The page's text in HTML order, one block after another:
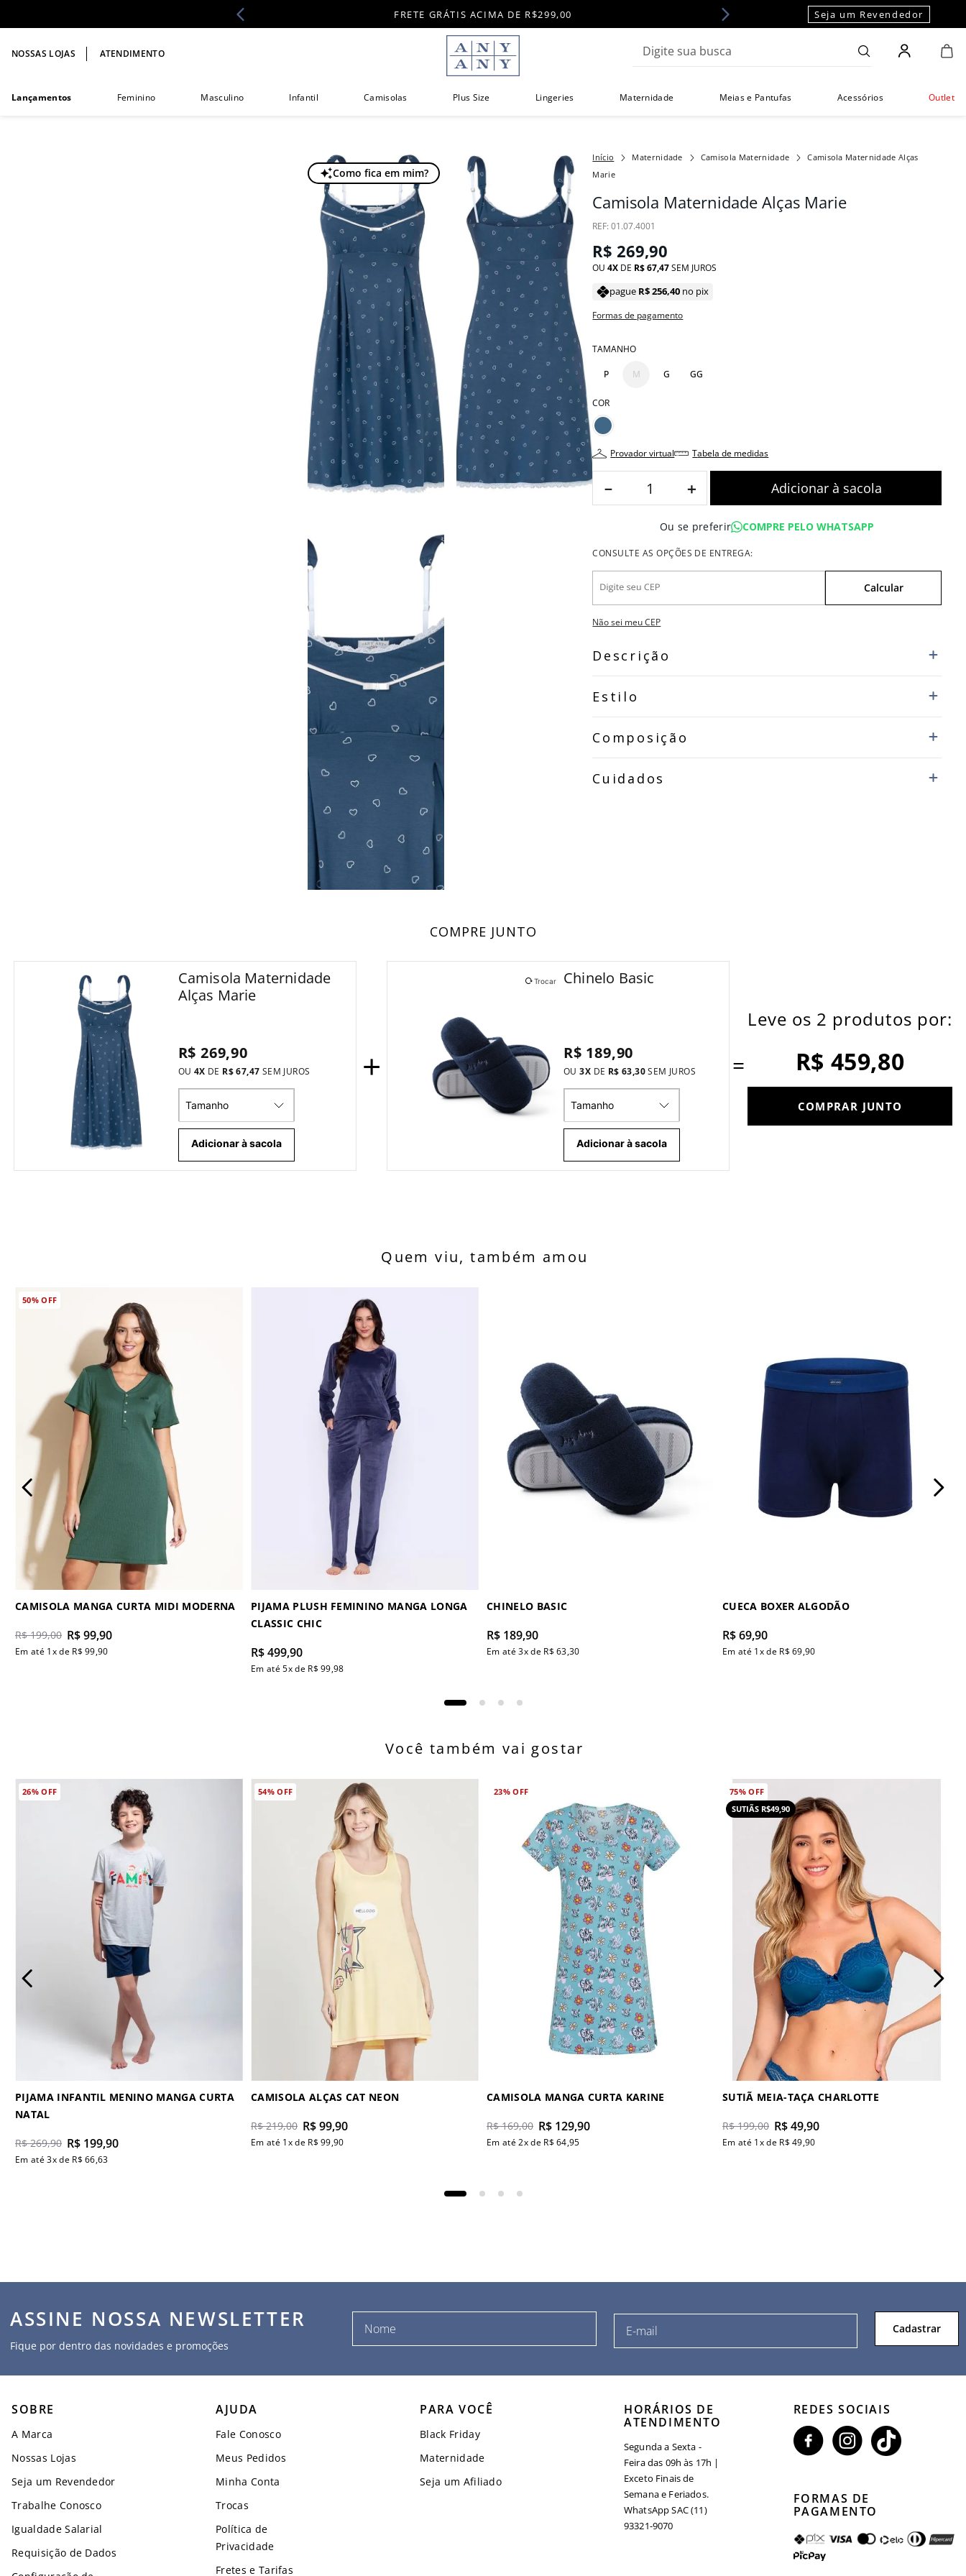
FRETE GRÁTIS ACIMA DE R$299,00 Seja um Revendedor
NOSSAS LOJAS ATENDIMENTO
Lançamentos Feminino Masculino Infantil Camisolas Plus Size Lingeries Maternidade Meias e Pantufas Acessórios Outlet
Como fica em mim?
Maternidade Camisola Maternidade
Camisola Maternidade Alças
Marie
Camisola Maternidade Alças Marie
:01.07.4001
R$ 269,90
OU4 DE R$67,47SEM JUROS
pague R$256,40 no pix
Formas de pagamento
TAMANHO
P M G GG
COR
provador virtual tabela de medidas
＋
－
Ou se preferir COMPRE PELO WHATSAPP
Não sei meu CEP
Descrição
Estilo
Composição
Cuidados
COMPRE JUNTO
Camisola Maternidade
Alças Marie
R$ 269,90
OU 4X DE R$ 67,47 SEM JUROS
Tamanho
Adicionar à sacola
+
Trocar Chinelo Basic
R$ 189,90
OU 3X DE R$ 63,30 SEM JUROS
Tamanho
Adicionar à sacola
=
Leve os 2 produtos por:
R$ 459,80
COMPRAR JUNTO
Quem viu, também amou
50%OFF
CAMISOLA MANGA CURTA MIDI MODERNA
R$ 199,00 R$99,90
Em até 1x de R$ 99,90
PIJAMA PLUSH FEMININO MANGA LONGA
CLASSIC CHIC
R$499,90
Em até5x de R$ 99,98
CHINELO BASIC
R$ 189,90
Em até3x de R$ 63,30
CUECA BOXER ALGODÃO
R$69,90
Em até 1x de R$ 69,90
Você também vai gostar
26%OFF
PIJAMA INFANTIL MENINO MANGA CURTA
NATAL
R$ 269,90 R$ 199,90
Em até3x de R$ 66,63
54%OFF
CAMISOLA ALÇAS CAT NEON
R$ 219,00 R$99,90
Em até 1x de R$ 99,90
23%OFF
CAMISOLA MANGA CURTA KARINE
R$ 169,00 R$ 129,90
Em até2x de R$ 64,95
75%OFF
SUTIÃS R$49,90
SUTIÃ MEIA-TAÇA CHARLOTTE
R$ 199,00 R$49,90
Em até 1x de R$ 49,90
ASSINE NOSSA NEWSLETTER
Fique por dentro das novidades e promoções
Cadastrar
SOBRE
A Marca
Nossas Lojas
Seja um Revendedor
Trabalhe Conosco
Igualdade Salarial
Requisição de Dados
AJUDA
Fale Conosco
Meus Pedidos
Minha Conta
Trocas
Política de
Privacidade
Fretes e Tarifas
PARA VOCÊ
Black Friday
Maternidade
Seja um Afiliado
HORÁRIOS DE
ATENDIMENTO
Segunda a Sexta -
Feira das 09h às 17h |
Exceto Finais de
Semana e Feriados.
WhatsApp SAC (11)
93321-9070
REDES SOCIAIS
FORMAS DE
PAGAMENTO